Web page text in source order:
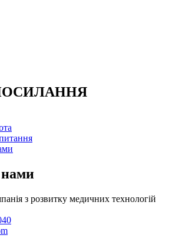
нами
з розвитку медичних технологій